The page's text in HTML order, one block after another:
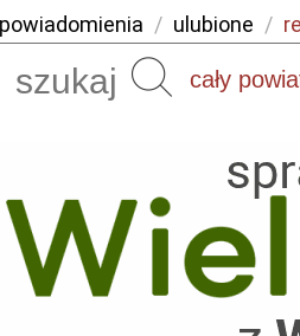
powiadomienia / ulubione /
Szukaj